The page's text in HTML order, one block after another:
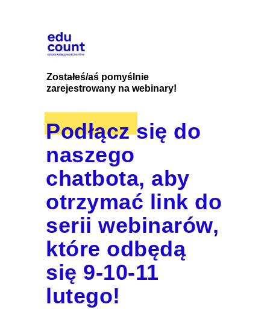
Podłącz się do
naszego
chatbota, aby
otrzymać link do
serii webinarów,
które odbędą
się 9-10-11
lutego!
Zostałeś/aś pomyślnie
zarejestrowany na webinary!